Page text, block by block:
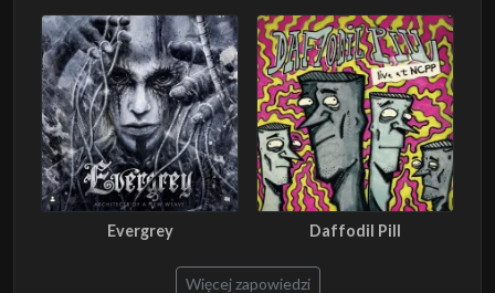
Evergrey Daffodil Pill
Więcej zapowiedzi